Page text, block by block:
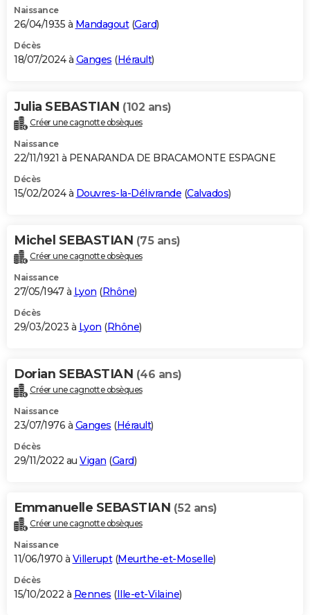
Naissance
26/04/1935 à Mandagout(Gard)
Décès
18/07/2024 à Ganges (Hérault)
Julia SEBASTIAN (102 ans)
Créer une cagnotte obsèques
Naissance
22/11/1921 à PENARANDA DE BRACAMONTE ESPAGNE
Décès
15/02/2024 à Douvres-la-Délivrande (Calvados)
Michel SEBASTIAN (75 ans)
Créer une cagnotte obsèques
Naissance
27/05/1947 à Lyon (Rhône)
Décès
29/03/2023 à Lyon (Rhône)
Dorian SEBASTIAN (46 ans)
Créer une cagnotte obsèques
Naissance
23/07/1976 à Ganges (Hérault)
Décès
29/11/2022 au Vigan (Gard)
Emmanuelle SEBASTIAN (52 ans)
Créer une cagnotte obsèques
Naissance
11/06/1970 à Villerupt(Meurthe-et-Moselle)
Décès
15/10/2022 à Rennes (Ille-et-Vilaine)